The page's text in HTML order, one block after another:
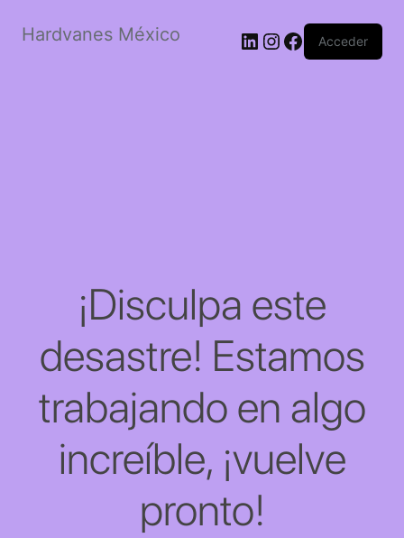
Hardvanes México LinkedIn
Instagram
Facebook
Acceder
¡Disculpa este
desastre! Estamos
trabajando en algo
increíble, ¡vuelve
pronto!